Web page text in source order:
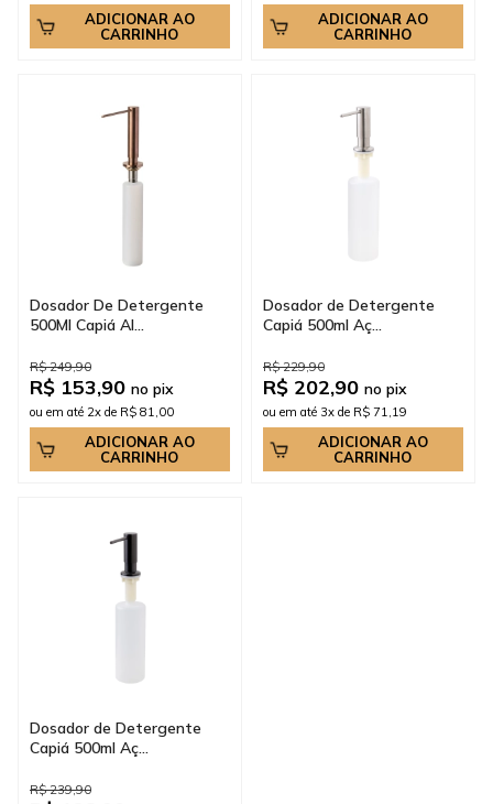
ADICIONAR AO
CARRINHO
ADICIONAR AO
CARRINHO
Dosador De Detergente
500Ml Capiá Al...
R$ 249,90
R$ 153,90 no pix
ou em até 2x de R$ 81,00
ADICIONAR AO
CARRINHO
Dosador de Detergente
Capiá 500ml Aç...
R$ 229,90
R$ 202,90 no pix
ou em até 3x de R$ 71,19
ADICIONAR AO
CARRINHO
Dosador de Detergente
Capiá 500ml Aç...
R$ 239,90